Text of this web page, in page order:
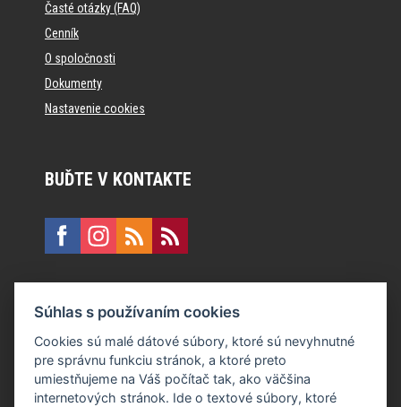
Časté otázky (FAQ)
Cenník
O spoločnosti
Dokumenty
Nastavenie cookies
BUĎTE V KONTAKTE
E:recepcia@formfactory.sk
Form Factory Slovakia s.r.o., Ružová dolina 480/6, 821 08
Bratislava
Súhlas s používaním cookies
Cookies sú malé dátové súbory, ktoré sú nevyhnutné
pre správnu funkciu stránok, a ktoré preto
umiestňujeme na Váš počítač tak, ako väčšina
internetových stránok. Ide o textové súbory, ktoré